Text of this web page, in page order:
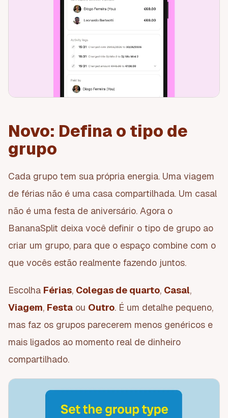
Novo: Defina o tipo de
grupo
Cada grupo tem sua própria energia. Uma viagem
de férias não é uma casa compartilhada. Um casal
não é uma festa de aniversário. Agora o
BananaSplit deixa você definir o tipo de grupo ao
criar um grupo, para que o espaço combine com o
que vocês estão realmente fazendo juntos.
Escolha Férias, Colegas de quarto, Casal,
Viagem, Festa ou Outro. É um detalhe pequeno,
mas faz os grupos parecerem menos genéricos e
mais ligados ao momento real de dinheiro
compartilhado.